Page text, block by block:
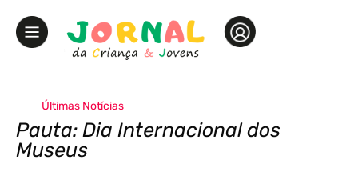
Últimas Notícias
Pauta: Dia Internacional dos
Museus